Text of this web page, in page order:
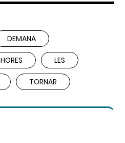
DEMANA
HORES LES
TORNAR